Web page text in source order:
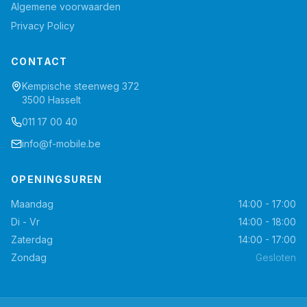
Algemene voorwaarden
Privacy Policy
CONTACT
Kempische steenweg 372
3500 Hasselt
011 17 00 40
info@f-mobile.be
OPENINGSUREN
Maandag
14:00 - 17:00
Di - Vr
14:00 - 18:00
Zaterdag
14:00 - 17:00
Zondag
Gesloten